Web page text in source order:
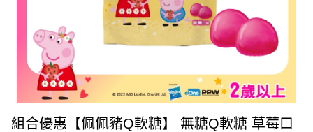
組合優惠【佩佩豬Q軟糖】 無糖Q軟糖 草莓口